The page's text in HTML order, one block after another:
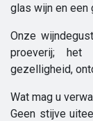
glas wijn en een
Onze
proeverij; het
gezelligheid,
Wat mag u
Geen stijve